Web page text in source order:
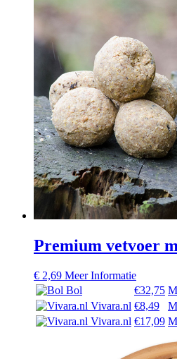
Premium vetvoer
€ 2,69 Meer Informatie
Bol
€32,75
Vivara.nl €8,49
Vivara.nl €17,09